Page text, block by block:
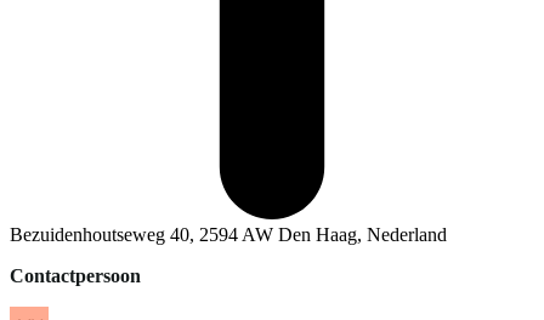
Bezuidenhoutseweg 40, 2594 AW Den Haag, Nederland
Contactpersoon